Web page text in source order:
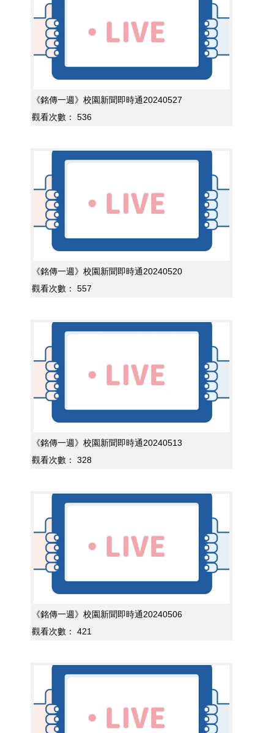
《銘傳一週》校園新聞即時通20240527
觀看次數：
536
《銘傳一週》校園新聞即時通20240520
觀看次數：
557
《銘傳一週》校園新聞即時通20240513
觀看次數：
328
《銘傳一週》校園新聞即時通20240506
觀看次數：
421